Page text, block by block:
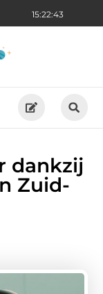
15:22:44
dankzij
Zuid-